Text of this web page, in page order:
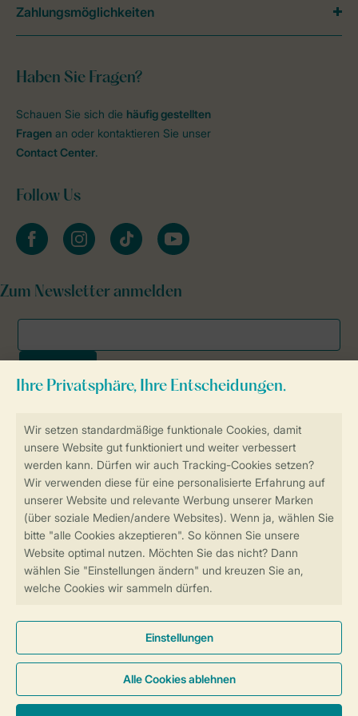
Sicherstellung Deiner Privatsphäre
Sicher und schnell zur Online-Buchung
SSL-Verschlüsselung
Sichere Datenübertragung
Sicheres Bezahlen
Haben Sie Fragen?
Schauen Sie sich die häufig gestellten
Fragen an oder kontaktieren Sie unser
Contact Center.
Follow Us
facebookinstagramtiktok youtube
Zum Newsletter anmelden
Zahlungsmöglichkeiten
Allgemeine Bedingungen Impressum
Datenschutz